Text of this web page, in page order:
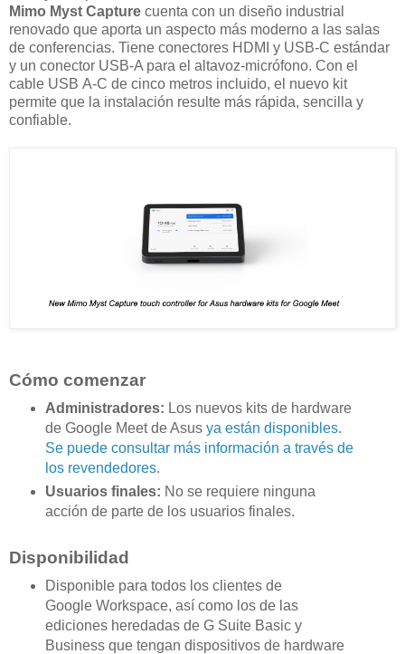
Mimo Myst Capture cuenta con un diseño industrial
renovado que aporta un aspecto más moderno a las salas
de conferencias. Tiene conectores HDMI y USB-C estándar
y un conector USB-A para el altavoz-micrófono. Con el
cable USB A-C de cinco metros incluido, el nuevo kit
permite que la instalación resulte más rápida, sencilla y
confiable.
Cómo comenzar
Administradores: Los nuevos kits de hardware
de Google Meet de Asus ya están disponibles.
Se puede consultar más información a través de
los revendedores.
Usuarios finales: No se requiere ninguna
acción de parte de los usuarios finales.
Disponibilidad
Disponible para todos los clientes de
Google Workspace, así como los de las
ediciones heredadas de G Suite Basic y
Business que tengan dispositivos de hardware